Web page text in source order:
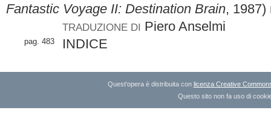
Fantastic Voyage II: Destination Brain, 1987)
TRADUZIONE DI Piero Anselmi
pag. 483 INDICE
Quest'opera è distribuita con licenza Creative
Questo sito non fa uso di